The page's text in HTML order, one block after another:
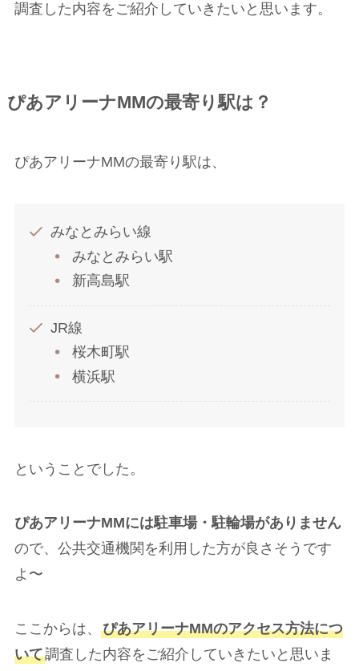
調査した内容をご紹介していきたいと思います。
ぴあアリーナMMの最寄り駅は？
ぴあアリーナMMの最寄り駅は、
みなとみらい線
みなとみらい駅
新高島駅
JR線
桜木町駅
横浜駅
ということでした。
ぴあアリーナMMには駐車場・駐輪場がありません
ので、公共交通機関を利用した方が良さそうです
よ〜
ここからは、 ぴあアリーナMMのアクセス方法につ
いて調査した内容をご紹介していきたいと思いま